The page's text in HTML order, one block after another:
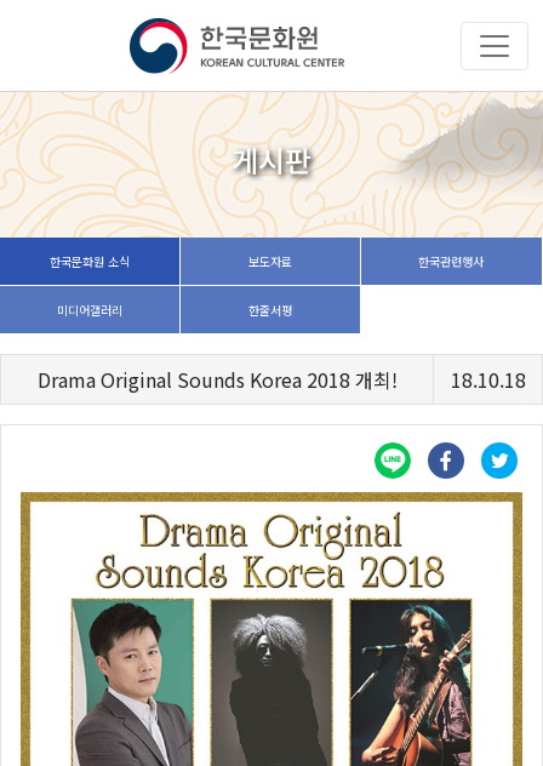
게시판
한국문화원 소식 보도자료 한국관련행사
미디어갤러리 한줄서평
Drama Original Sounds Korea 2018 개최! 18.10.18